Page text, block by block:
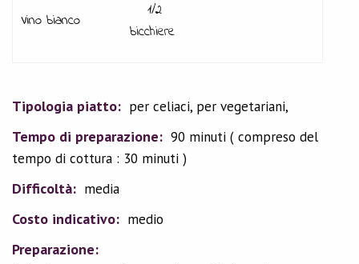
Vino bianco
1/2
bicchiere
Tipologia piatto: per celiaci, per vegetariani,
Tempo di preparazione: 90 minuti ( compreso del
tempo di cottura : 30 minuti )
Difficoltà: media
Costo indicativo: medio
Preparazione: